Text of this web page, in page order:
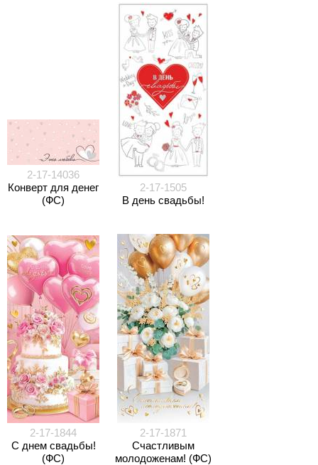
2-17-14036
Конверт для денег
(ФС)
2-17-1505
В день свадьбы!
2-17-1844
С днем свадьбы!
(ФС)
2-17-1871
Счастливым
молодоженам! (ФС)